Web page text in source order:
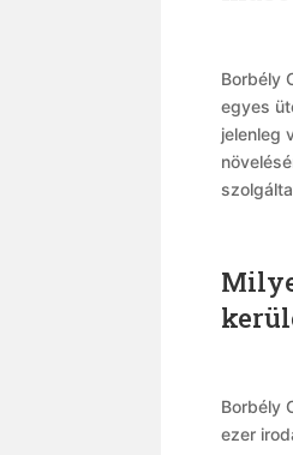
Borbély
egyes
jelenleg
Borbély
ezer